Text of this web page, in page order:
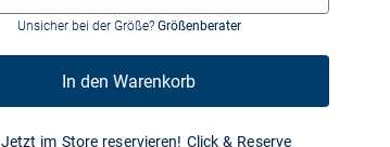
Unsicher bei der Größe? Größenberater
In den Warenkorb
Jetzt im Store reservieren! Click & Reserve